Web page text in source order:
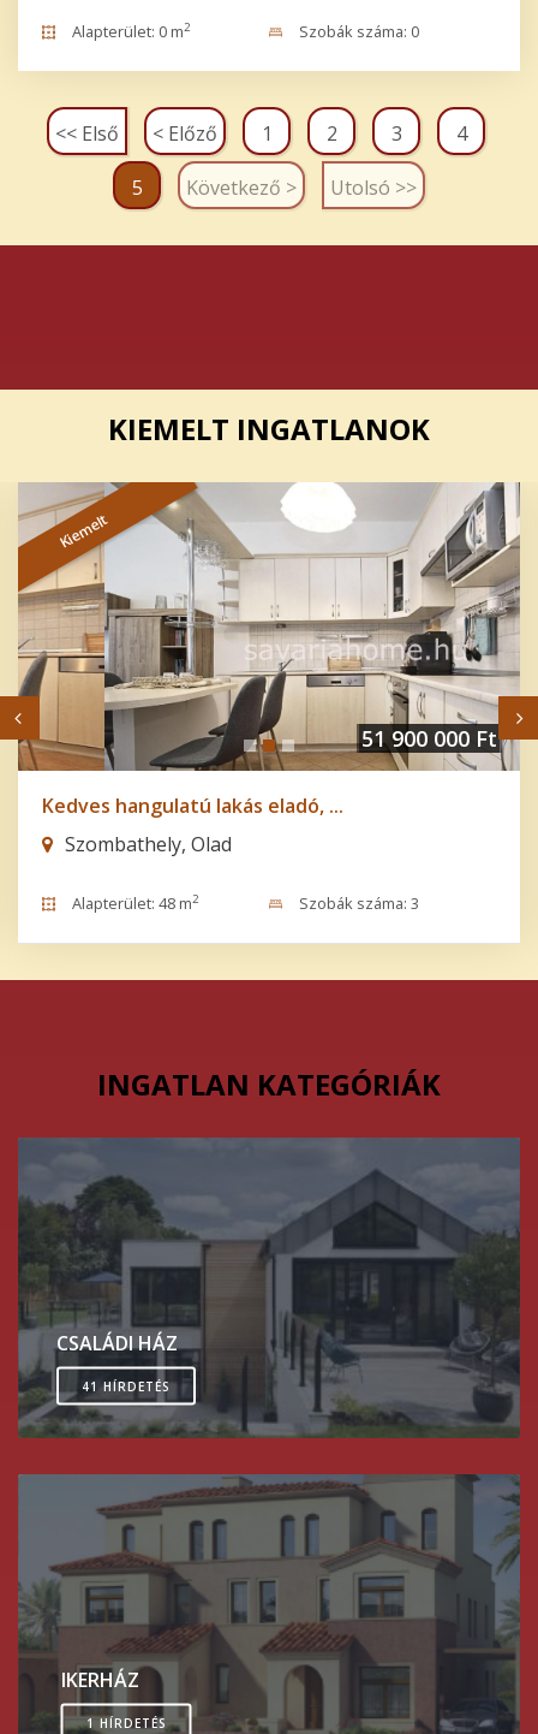
Alapterület: 0 m2 Szobák száma: 0
<< Első < Előző 1 2 3 4
5 Következő > Utolsó >>
KIEMELT INGATLANOK
Kiemelt
51 900 000 Ft
Kedves hangulatú lakás eladó, ...
Szombathely, Olad
Alapterület: 48 m2 Szobák száma: 3
INGATLAN KATEGÓRIÁK
CSALÁDI HÁZ
41 HÍRDETÉS
IKERHÁZ
1 HÍRDETÉS